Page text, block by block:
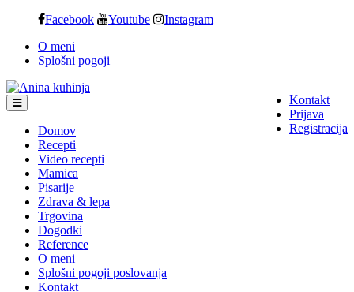
content
Facebook Youtube Instagram
O meni
Splošni pogoji
Kontakt
Prijava
Registracija
Domov
Recepti
Video recepti
Mamica
Pisarije
Zdrava & lepa
Trgovina
Dogodki
Reference
O meni
Splošni pogoji poslovanja
Kontakt